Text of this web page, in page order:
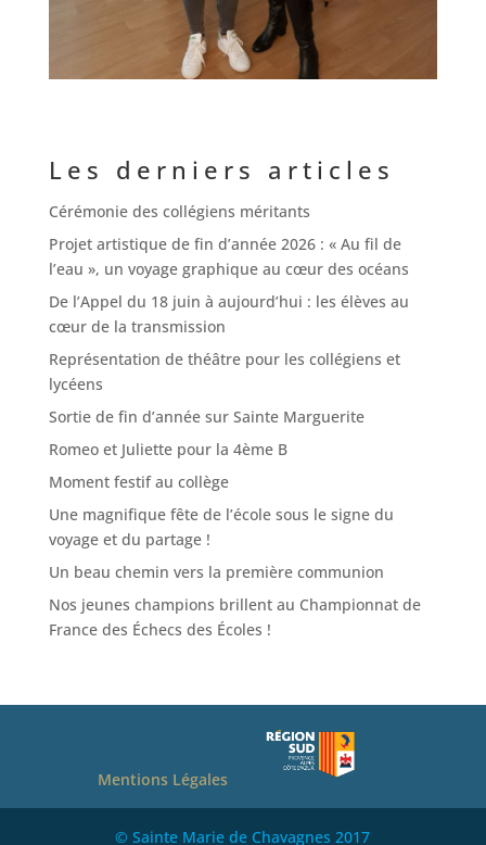
Les derniers articles
Cérémonie des collégiens méritants
Projet artistique de fin d’année 2026 : « Au fil de
l’eau », un voyage graphique au cœur des océans
De l’Appel du 18 juin à aujourd’hui : les élèves au
cœur de la transmission
Représentation de théâtre pour les collégiens et
lycéens
Sortie de fin d’année sur Sainte Marguerite
Romeo et Juliette pour la 4ème B
Moment festif au collège
Une magnifique fête de l’école sous le signe du
voyage et du partage !
Un beau chemin vers la première communion
Nos jeunes champions brillent au Championnat de
France des Échecs des Écoles !
Mentions Légales
© Sainte Marie de Chavagnes 2017